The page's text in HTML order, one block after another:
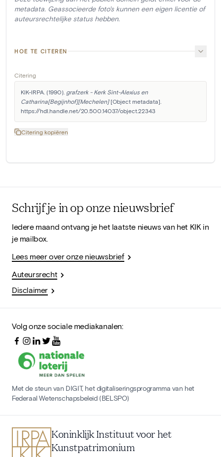
metadata. Geassocieerde foto's kunnen een eigen licentie of
auteursrechtelijke status hebben.
HOE TE CITEREN
Citering
KIK-IRPA. (1990). grafzerk - Kerk Sint-Alexius en
Catharina[Begijnhof][Mechelen] [Object metadata].
https://hdl.handle.net/20.500.14037/object.22343
Citering kopiëren
Schrijf je in op onze nieuwsbrief
Iedere maand ontvang je het laatste nieuws van het KIK in
je mailbox.
Lees meer over onze nieuwsbrief
Auteursrecht
Disclaimer
Volg onze sociale mediakanalen:
Met de steun van DIGIT, het digitaliseringsprogramma van het
Federaal Wetenschapsbeleid (BELSPO)
Koninklijk Instituut voor het
Kunstpatrimonium